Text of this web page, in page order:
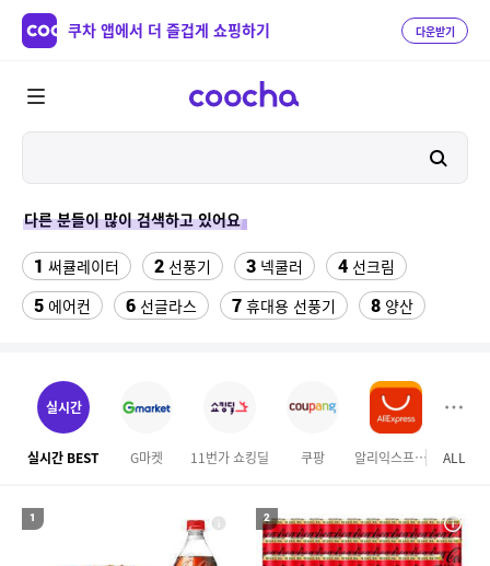
쿠차 앱에서 더 즐겁게 쇼핑하기 다운받기
다른 분들이 많이 검색하고 있어요
1 써큘레이터 2 선풍기 3 넥쿨러 4 선크림
5 에어컨 6 선글라스 7 휴대용 선풍기 8 양산
11 수향미쌀10kg 라이딩장갑
14 풍기인견바지
16 성인용세발자전거중고 17 프라스틱서랍장
벤츠S용품
ALL
실시간
실시간 BEST G마켓 11번가 쇼킹딜 쿠팡 알리익스프레스 GS
1 2